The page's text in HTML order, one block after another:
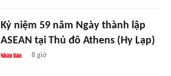
Kỷ niệm 59 năm Ngày thành lập
ASEAN tại Thủ đô Athens (Hy Lạp)
8 giờ